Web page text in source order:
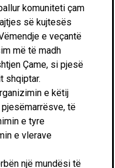
komuniteti çam
së kujtesës
e veçantë
më të madh
Çame, si pjesë
shqiptar.
e këtij
të
e tyre
e vlerave
një mundësi të